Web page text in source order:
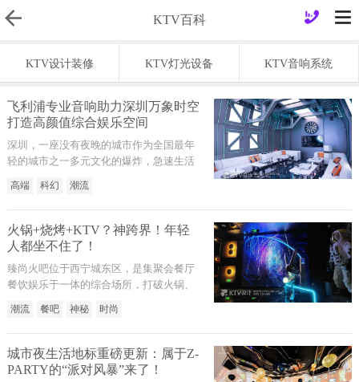
KTV百科
KTV设计装修 KTV灯光设备 KTV音响系统
飞利浦专业音响助力深圳万象时空
打造高颜值综合娱乐空间
深圳，一座没有夜晚的城市作为全国最年
轻的城市之一多元文化的爆炸，急速生活
时空综合娱乐空间前卫、科幻、未来的科
技美学光影造型，美轮美奂声音氛围，如
痴如醉正是引领潮流的娱乐代表
高端 科幻 潮流
火锅+烧烤+KTV？神跨界！年轻
人都坐不住了！
臻尚火吧位于西宁城东区，是集聚会餐厅
餐饮娱乐于一体的综合场所，打破火锅、
和休闲娱乐巧妙地结合在一起。实现边吃
边玩，让顾客在享受美食的同时还能体验
到优质音响带来的视听盛宴与震撼效果，
打造饮食娱乐新概念。
潮流 餐吧 神秘 时尚
城市夜生活地标重磅更新：属于Z-
PARTY的“派对风暴”来了！